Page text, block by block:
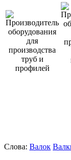
Слова: Валок